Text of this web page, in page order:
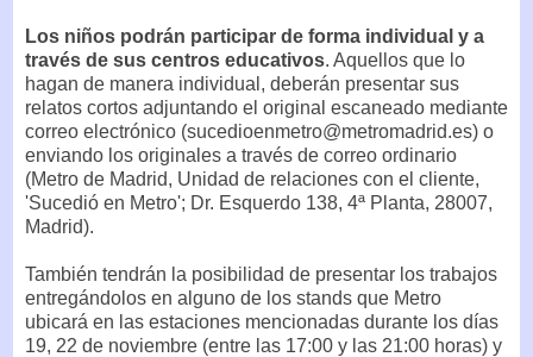
Los niños podrán participar de forma individual y a
través de sus centros educativos. Aquellos que lo
hagan de manera individual, deberán presentar sus
relatos cortos adjuntando el original escaneado mediante
correo electrónico (sucedioenmetro@metromadrid.es) o
enviando los originales a través de correo ordinario
(Metro de Madrid, Unidad de relaciones con el cliente,
'Sucedió en Metro'; Dr. Esquerdo 138, 4ª Planta, 28007,
Madrid).
También tendrán la posibilidad de presentar los trabajos
entregándolos en alguno de los stands que Metro
ubicará en las estaciones mencionadas durante los días
19, 22 de noviembre (entre las 17:00 y las 21:00 horas) y